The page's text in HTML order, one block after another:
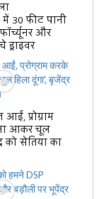
30 फीट पानी
और
प्रोग्राम
आकर चूल
को सेतिया का